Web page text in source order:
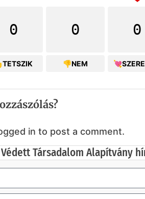
0 0
👎NEM
0
in to post a comment.
Társadalom Alapítvány